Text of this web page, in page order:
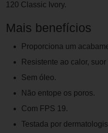
120 Classic Ivory.
Mais benefícios
Proporciona um
Resistente ao calor,
Sem óleo.
Não entope os poros.
Com FPS 19.
Testada por